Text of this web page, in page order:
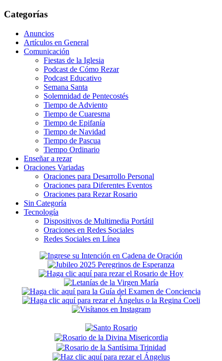
Categorías
Anuncios
Artículos en General
Comunicación
Fiestas de la Iglesia
Podcast de Cómo Rezar
Podcast Educativo
Semana Santa
Solemnidad de Pentecostés
Tiempo de Adviento
Tiempo de Cuaresma
Tiempo de Epifanía
Tiempo de Navidad
Tiempo de Pascua
Tiempo Ordinario
Enseñar a rezar
Oraciones Variadas
Oraciones para Desarrollo Personal
Oraciones para Diferentes Eventos
Oraciones para Rezar Rosario
Sin Categoría
Tecnología
Dispositivos de Multimedia Portátil
Oraciones en Redes Sociales
Redes Sociales en Línea
Secondary
Sidebar